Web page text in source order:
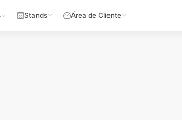
Stands Área de Cliente